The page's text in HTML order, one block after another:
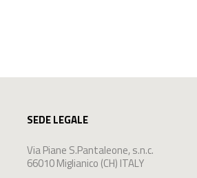
SEDE LEGALE
Via Piane S.Pantaleone, s.n.c.
66010 Miglianico (CH) ITALY